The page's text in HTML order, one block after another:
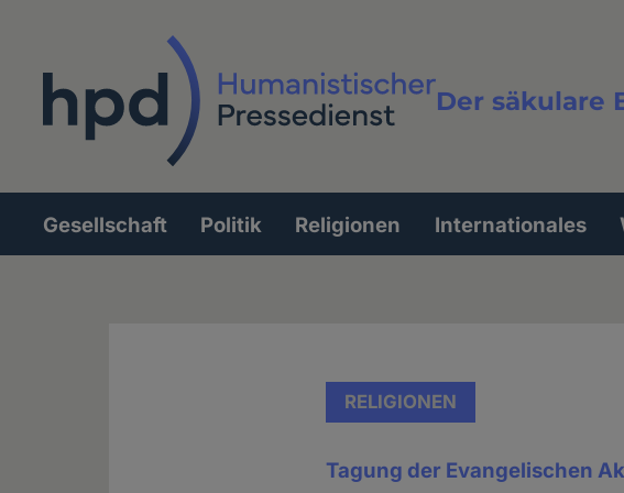
Der säkulare
Volltextsuche
Hauptnavigation
Gesellschaft Politik Religionen Internationales
RELIGIONEN
Tagung der Evangelischen